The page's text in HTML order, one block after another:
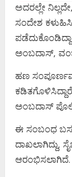
ಅದರಲ್ಲೇ
ಸಂದೇಶ
ಅಂಬದಾಸ್,
ಹಣ
ಅಂಬದಾಸ್
ಈ ಸಂಬಂಧ
ದಾಖಲಾಗಿದ್ದು,
ಆರಂಭಿಸಲಾಗಿದೆ.